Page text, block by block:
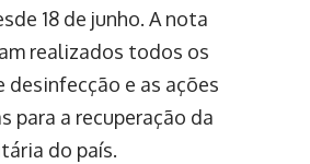
18 de junho. A nota
realizados todos os
e as ações
para a recuperação da
do país.